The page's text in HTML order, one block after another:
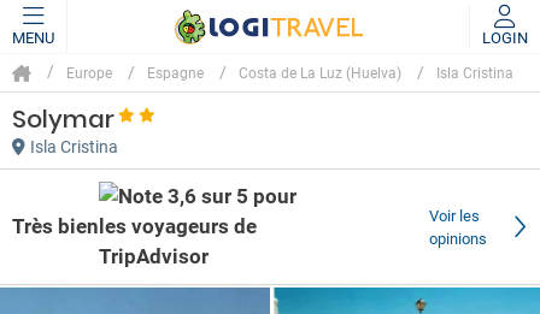
MENU LOGIN
Europe Espagne Costa de La Luz (Huelva) Isla Cristina
Solymar
Isla Cristina
Très bien
Voir les
opinions